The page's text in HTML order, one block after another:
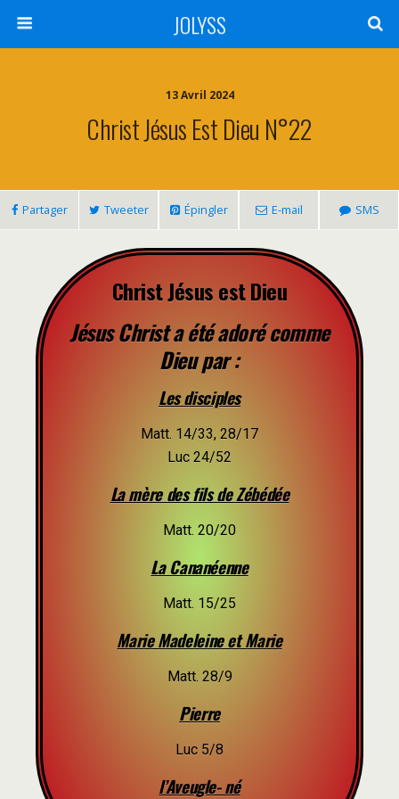
JOLYSS
13 Avril 2024
Christ Jésus Est Dieu N°22
Partager Tweeter Épingler E-mail SMS
Christ Jésus est Dieu
Jésus Christ a été adoré comme
Dieu par :
Les disciples
Matt. 14/33, 28/17
Luc 24/52
La mère des fils de Zébédée
Matt. 20/20
La Cananéenne
Matt. 15/25
Marie Madeleine et Marie
Matt. 28/9
Pierre
Luc 5/8
l’Aveugle- né